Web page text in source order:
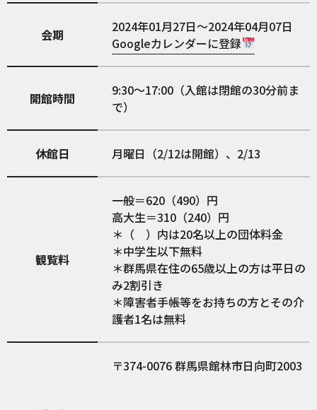
会期
2024年01月27日～2024年04月07日
Googleカレンダーに登録
開館時間
9:30～17:00（入館は閉館の30分前ま
で）
休館日 月曜日（2/12は開館）、2/13
観覧料
一般＝620（490）円
高大生＝310（240）円
＊（ ）内は20名以上の団体料金
＊中学生以下無料
＊群馬県在住の65歳以上の方は平日の
み2割引き
＊障害者手帳等をお持ちの方とその介
護者1名は無料
374-0076群馬県館林市日向町2003